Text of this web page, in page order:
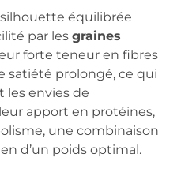
équilibrée
par les graines
forte teneur en fibres
satiété prolongé, ce qui
les envies de
apport en protéines,
une combinaison
d’un poids optimal.